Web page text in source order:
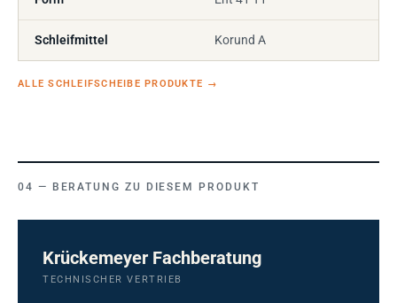
Schleifmittel Korund A
ALLE SCHLEIFSCHEIBE PRODUKTE →
BERATUNG ZU DIESEM PRODUKT
Krückemeyer Fachberatung
TECHNISCHER VERTRIEB